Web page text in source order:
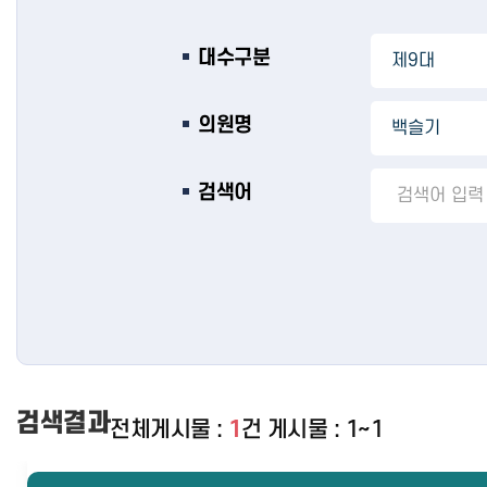
대수구분
의원명
검색어
검색결과전체게시물 : 1 건 게시물 : 1~1